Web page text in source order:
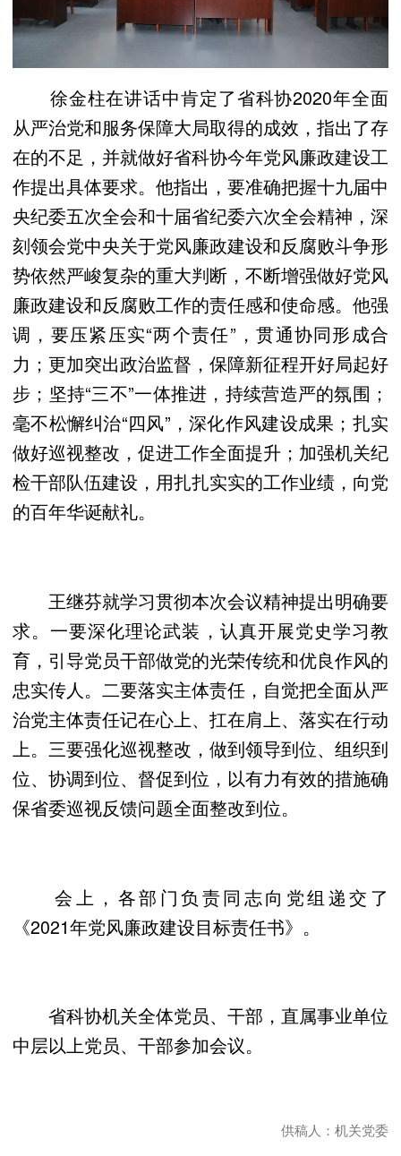
徐金柱在讲话中肯定了省科协2020年全面
从严治党和服务保障大局取得的成效，指出了存
在的不足，并就做好省科协今年党风廉政建设工
作提出具体要求。他指出，要准确把握十九届中
央纪委五次全会和十届省纪委六次全会精神，深
刻领会党中央关于党风廉政建设和反腐败斗争形
势依然严峻复杂的重大判断，不断增强做好党风
廉政建设和反腐败工作的责任感和使命感。他强
调，要压紧压实“两个责任”，贯通协同形成合
力；更加突出政治监督，保障新征程开好局起好
步；坚持“三不”一体推进，持续营造严的氛围；
毫不松懈纠治“四风”，深化作风建设成果；扎实
做好巡视整改，促进工作全面提升；加强机关纪
检干部队伍建设，用扎扎实实的工作业绩，向党
的百年华诞献礼。
王继芬就学习贯彻本次会议精神提出明确要
求。一要深化理论武装，认真开展党史学习教
育，引导党员干部做党的光荣传统和优良作风的
忠实传人。二要落实主体责任，自觉把全面从严
治党主体责任记在心上、扛在肩上、落实在行动
上。三要强化巡视整改，做到领导到位、组织到
位、协调到位、督促到位，以有力有效的措施确
保省委巡视反馈问题全面整改到位。
会上，各部门负责同志向党组递交了
《2021年党风廉政建设目标责任书》。
省科协机关全体党员、干部，直属事业单位
中层以上党员、干部参加会议。
供稿人：机关党委